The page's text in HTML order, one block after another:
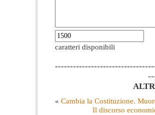
caratteri disponibili
« Cambia la Costituzione.
Il discorso